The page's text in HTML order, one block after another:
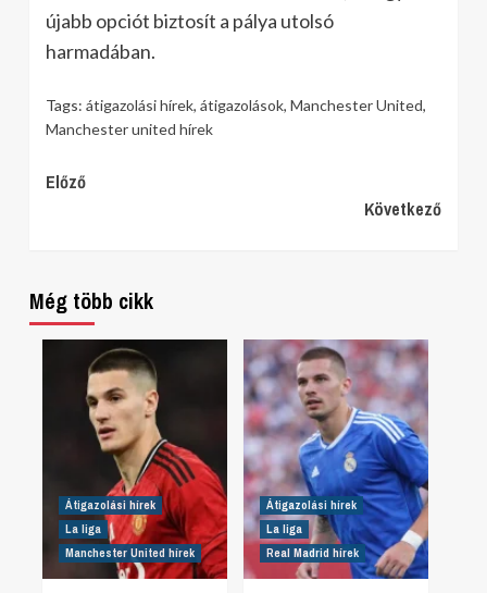
újabb opciót biztosít a pálya utolsó
harmadában.
Tags: átigazolási hírek, átigazolások, Manchester United,
Manchester united hírek
Continue
Előző
Következő
Még több cikk
Átigazolási hírek
La liga
Manchester United hírek
Átigazolási hírek
La liga
Real Madrid hírek